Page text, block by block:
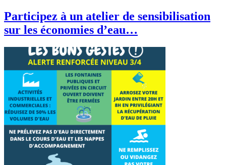
Participez à un atelier de sensibilisation
sur les économies d’eau…